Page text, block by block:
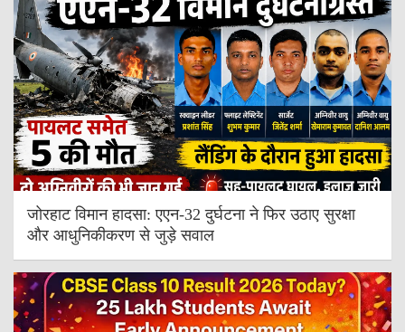
जोरहाट विमान हादसा: एएन-32 दुर्घटना ने फिर उठाए सुरक्षा
और आधुनिकीकरण से जुड़े सवाल